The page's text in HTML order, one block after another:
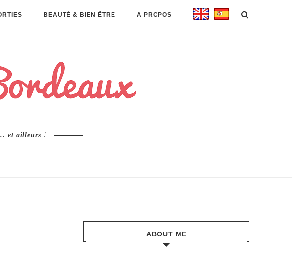
BEAUTÉ & BIEN ÊTRE A PROPOS
et ailleurs !
ABOUT ME